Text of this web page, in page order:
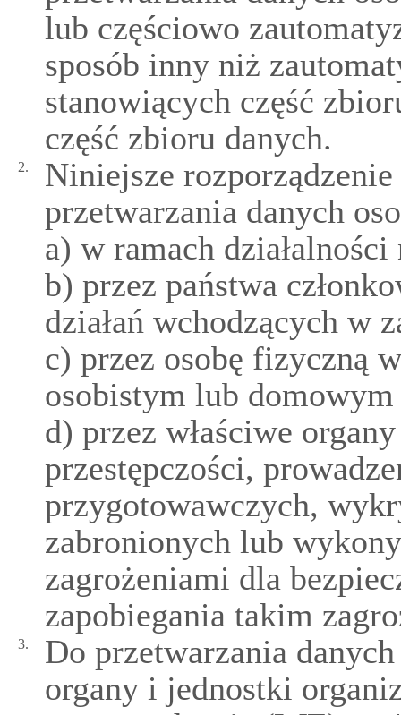
lub częściowo
sposób inny niż
stanowiących część
część zbioru danych.
2.
Niniejsze
przetwarzania danych
a) w ramach
b) przez państwa
działań wchodzących w
c) przez osobę fizyczną
osobistym lub domowym
d) przez właściwe
przestępczości,
przygotowawczych,
zabronionych lub
zagrożeniami dla
zapobiegania takim
3.
Do przetwarzania
organy i jednostki